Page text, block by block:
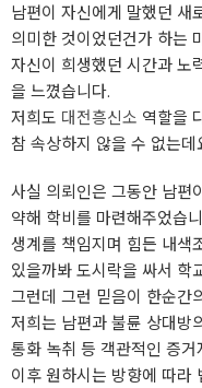
남편이 자신에게 말했던 새
의미한 것이었던건가 하는
자신이 희생했던 시간과 노
을 느꼈습니다.
저희도 대전흥신소 역할을
참 속상하지 않을 수 없는데
사실 의뢰인은 그동안 남편
약해 학비를 마련해주었습
생계를 책임지며 힘든 내색
있을까봐 도시락을 싸서 학
그런데 그런 믿음이 한순간
저희는 남편과 불륜 상대방
통화 녹취 등 객관적인 증
이후 원하시는 방향에 따라